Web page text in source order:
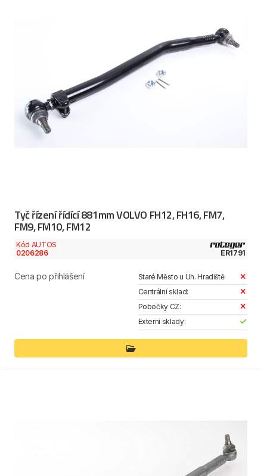
Tyč řízení řídící 881mm VOLVO FH12, FH16, FM7,
FM9, FM10, FM12
Kód AUTOS
0206286
ER1791
Cena po přihlášení
Staré Město u Uh. Hradiště:
Centrální sklad:
Pobočky CZ:
Externí sklady: